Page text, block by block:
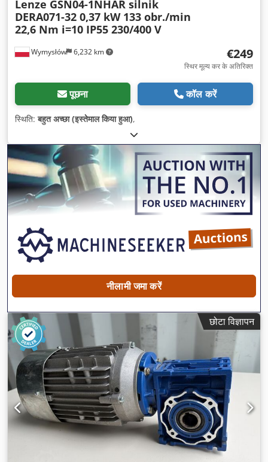
Wymysłów 6,232 km
Lenze GSN04-1NHAR silnik
DERA071-32 0,37 kW 133 obr./min
22,6 Nm i=10 IP55 230/400 V
€249
स्थिर मूल्य कर के अतिरिक्त
पूछना कॉल करें
स्थिति:बहुत अच्छा (इस्तेमाल किया हुआ),
नीलामी जमा करें
छोटा विज्ञापन